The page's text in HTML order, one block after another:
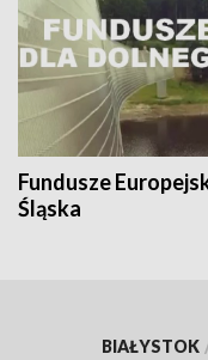
Fundusze
Śląska
BIAŁYSTOK